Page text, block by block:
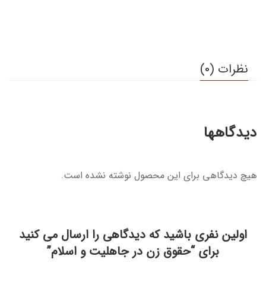
نظرات (0)
دیدگاهها
هیچ دیدگاهی برای این محصول نوشته نشده است.
اولین نفری باشید که دیدگاهی را ارسال می کنید
برای “حقوق زن در جاهلیت و اسلام”